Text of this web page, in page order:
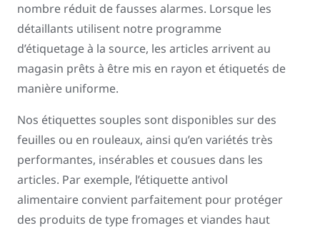
nombre réduit de fausses alarmes. Lorsque les
détaillants utilisent notre programme
d’étiquetage à la source, les articles arrivent au
magasin prêts à être mis en rayon et étiquetés de
manière uniforme.
Nos étiquettes souples sont disponibles sur des
feuilles ou en rouleaux, ainsi qu’en variétés très
performantes, insérables et cousues dans les
articles. Par exemple, l’étiquette antivol
alimentaire convient parfaitement pour protéger
des produits de type fromages et viandes haut